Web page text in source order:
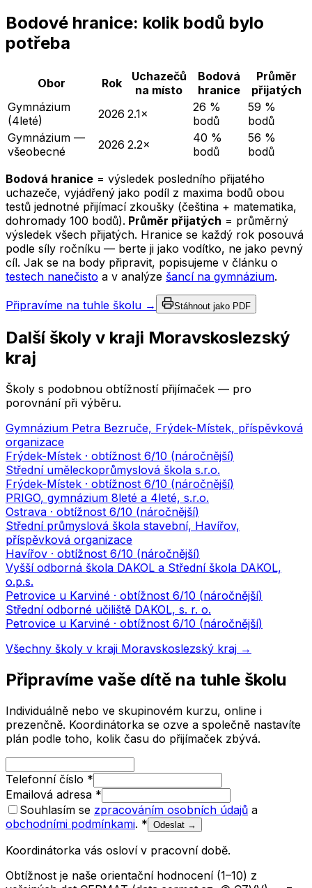
Bodové hranice: kolik bodů bylo
potřeba
Obor Rok
Uchazečů
na místo
Bodová
hranice
Průměr
přijatých
Gymnázium
(4leté)
2026 2.1×
26 %
bodů
59 %
bodů
Gymnázium —
všeobecné
2026 2.2×
40 %
bodů
56 %
bodů
Bodová hranice = výsledek posledního přijatého
uchazeče, vyjádřený jako podíl z maxima bodů obou
testů jednotné přijímací zkoušky (čeština + matematika,
dohromady 100 bodů). Průměr přijatých = průměrný
výsledek všech přijatých. Hranice se každý rok posouvá
podle síly ročníku — berte ji jako vodítko, ne jako pevný
cíl. Jak se na body připravit, popisujeme v článku o
testech nanečisto a v analýze šancí na gymnázium.
Připravíme na tuhle školu → Stáhnout jako PDF
Další školy v kraji Moravskoslezský
kraj
Školy s podobnou obtížností přijímaček — pro
porovnání při výběru.
Gymnázium Petra Bezruče, Frýdek-Místek, příspěvková
organizace
Frýdek-Místek · obtížnost 6/10 (náročnější)
Střední uměleckoprůmyslová škola s.r.o.
Frýdek-Místek · obtížnost 6/10 (náročnější)
PRIGO, gymnázium 8leté a 4leté, s.r.o.
Ostrava · obtížnost 6/10 (náročnější)
Střední průmyslová škola stavební, Havířov,
příspěvková organizace
Havířov · obtížnost 6/10 (náročnější)
Vyšší odborná škola DAKOL a Střední škola DAKOL,
o.p.s.
Petrovice u Karviné · obtížnost 6/10 (náročnější)
Střední odborné učiliště DAKOL, s. r. o.
Petrovice u Karviné · obtížnost 6/10 (náročnější)
Všechny školy v kraji Moravskoslezský kraj →
Připravíme vaše dítě na tuhle školu
Individuálně nebo ve skupinovém kurzu, online i
prezenčně. Koordinátorka se ozve a společně nastavíte
plán podle toho, kolik času do přijímaček zbývá.
Telefonní číslo *
Emailová adresa *
Souhlasím se zpracováním osobních údajů a
obchodními podmínkami. * Odeslat →
Koordinátorka vás osloví v pracovní době.
Obtížnost je naše orientační hodnocení (1–10) z